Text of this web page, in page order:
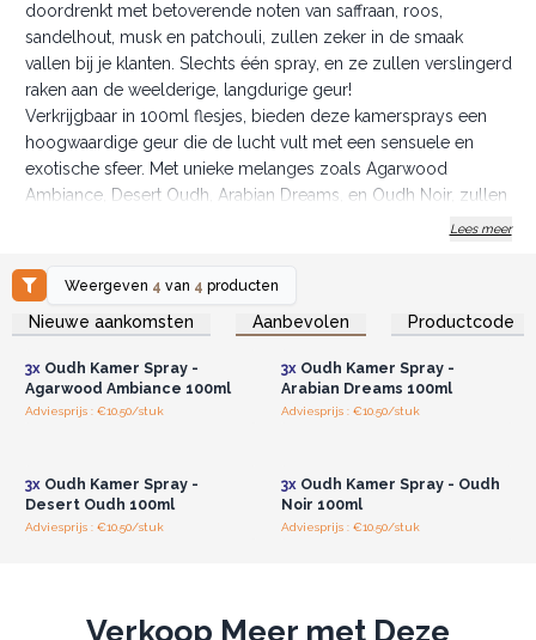
doordrenkt met betoverende noten van saffraan, roos,
sandelhout, musk en patchouli, zullen zeker in de smaak
vallen bij je klanten. Slechts één spray, en ze zullen verslingerd
raken aan de weelderige, langdurige geur!
Verkrijgbaar in 100ml flesjes, bieden deze kamersprays een
hoogwaardige geur die de lucht vult met een sensuele en
exotische sfeer. Met unieke melanges zoals Agarwood
Ambiance, Desert Oudh, Arabian Dreams, en Oudh Noir, zullen
je klanten genieten van het kiezen van hun favoriete geur.
toppunt van sensuele geuren. Perfect voor elke kamer, maar
vooral geschikt voor de slaapkamer. Ze voegen een rijke,
aromatische toets toe aan lakens of linnengoed. Je klanten
Hoewel pure Oudh parfums bekend staan als prijzig,
bieden deze kamersprays dezelfde luxe ervaring voor
bank te breken!
Lees meer
Weergeven 4 van 4 producten
Nieuwe aankomsten Aanbevolen Productcode
Log in of registreer u voor
groothandelsprijzen.
3xOudh Kamer Spray -
Agarwood Ambiance 100ml
Adviesprijs : €10.50/stuk
Log in of registreer u voor
groothandelsprijzen.
3xOudh Kamer Spray -
Arabian Dreams 100ml
Adviesprijs : €10.50/stuk
3xOudh Kamer Spray -
Desert Oudh 100ml
Adviesprijs : €10.50/stuk
3xOudh Kamer Spray - Oudh
Noir 100ml
Adviesprijs : €10.50/stuk
Verkoop Meer met Deze